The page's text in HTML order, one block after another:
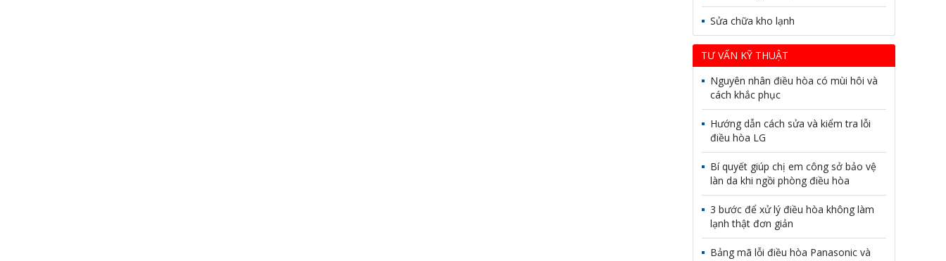
Sửa chữa kho lạnh
TƯ VẤN KỸ THUẬT
Nguyên nhân điều hòa có mùi hôi và
cách khắc phục
Hướng dẫn cách sửa và kiểm tra lỗi
điều hòa LG
Bí quyết giúp chị em công sở bảo vệ
làn da khi ngồi phòng điều hòa
3 bước để xử lý điều hòa không làm
lạnh thật đơn giản
Bảng mã lỗi điều hòa Panasonic và